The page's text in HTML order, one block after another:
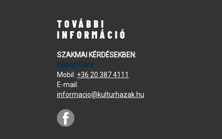
TOVÁBBI
INFORMÁCIÓ
SZAKMAI KÉRDÉSEKBEN:
Gábor Klára
Mobil: +36 20 387 4111
E-mail:
informacio@kulturhazak.hu